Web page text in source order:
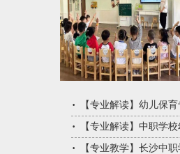
【专业解读】 幼儿保育
【专业解读】 中职学校
【专业教学】 长沙中